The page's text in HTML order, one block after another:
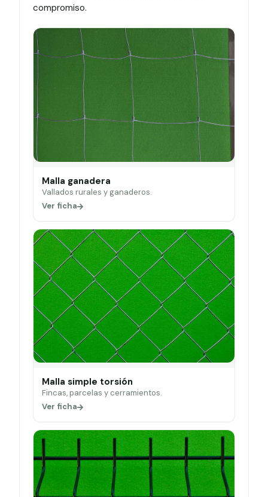
compromiso.
Malla ganadera
Vallados rurales y ganaderos.
Ver ficha
Malla simple torsión
Fincas, parcelas y cerramientos.
Ver ficha